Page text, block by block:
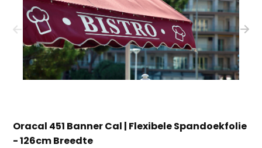
Oracal 451 Banner Cal | Flexibele Spandoekfolie
- 126cm Breedte